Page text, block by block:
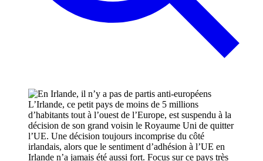
L’Irlande, ce petit pays de moins de 5 millions
d’habitants tout à l’ouest de l’Europe, est suspendu à la
décision de son grand voisin le Royaume Uni de quitter
l’UE. Une décision toujours incomprise du côté
irlandais, alors que le sentiment d’adhésion à l’UE en
Irlande n’a jamais été aussi fort. Focus sur ce pays très